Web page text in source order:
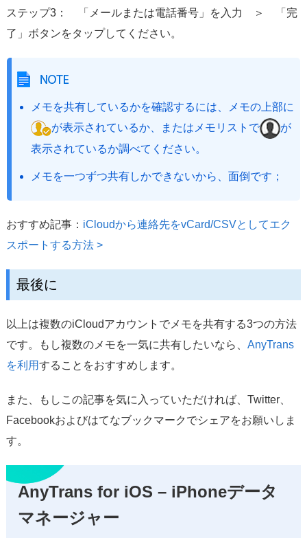
ステップ3： 「メールまたは電話番号」を入力 ＞ 「完
了」ボタンをタップしてください。
メモを共有しているかを確認するには、メモの上部に
が表示されているか、またはメモリストで
が
表示されているか調べてください。
メモを一つずつ共有しかできないから、面倒です；
おすすめ記事： iCloudから連絡先をvCard/CSVとしてエク
スポートする方法 >
最後に
以上は複数のiCloudアカウントでメモを共有する3つの方法
です。もし複数のメモを一気に共有したいなら、 AnyTrans
を利用することをおすすめします。
また、もしこの記事を気に入っていただければ、Twitter、
Facebookおよびはてなブックマークでシェアをお願いしま
す。
AnyTrans for iOS – iPhoneデータ
マネージャー